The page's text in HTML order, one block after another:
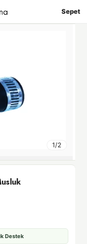
1/2
Destek
Sepet